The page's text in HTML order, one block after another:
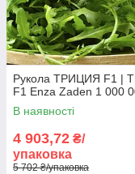
Рукола ТРИЦИЯ F1 |
F1 Enza Zaden 1 000
В наявності
4 903,72 ₴/
упаковка
5 702 ₴/упаковка